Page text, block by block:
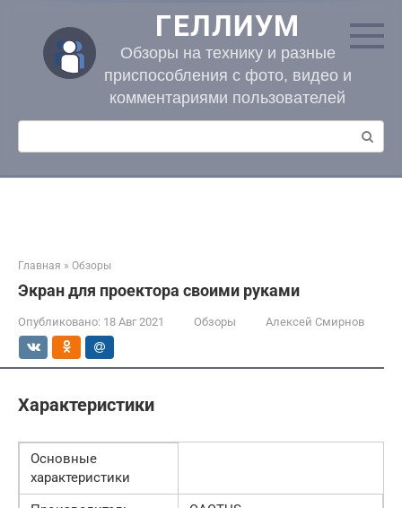
контенту
ГЕЛЛИУМ
Обзоры на технику и разные
приспособления с фото, видео и
комментариями пользователей
Поиск:
Главная » Обзоры
Экран для проектора своими руками
Опубликовано: 18 Авг 2021 Обзоры Алексей Смирнов
Характеристики
Основные
характеристики